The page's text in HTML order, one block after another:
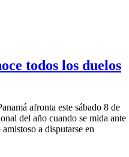
todos los duelos
afronta este sábado 8 de
del año cuando se mida ante
a disputarse en